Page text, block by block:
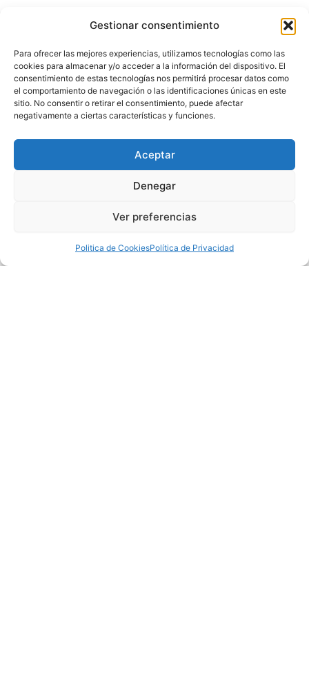
Gestionar consentimiento
Para ofrecer las mejores experiencias, utilizamos tecnologías como las
cookies para almacenar y/o acceder a la información del dispositivo. El
consentimiento de estas tecnologías nos permitirá procesar datos como
el comportamiento de navegación o las identificaciones únicas en este
sitio. No consentir o retirar el consentimiento, puede afectar
negativamente a ciertas características y funciones.
Aceptar
Denegar
Ver preferencias
Politica de CookiesPolítica de Privacidad